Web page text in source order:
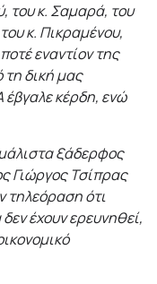
του κ. Σαμαρά, του
κ. Πικραμένου,
εναντίον της
τη δική μας
έβγαλε κέρδη, ενώ
ξάδερφος
Γιώργος Τσίπρας
τηλεόραση ότι
έχουν ερευνηθεί,